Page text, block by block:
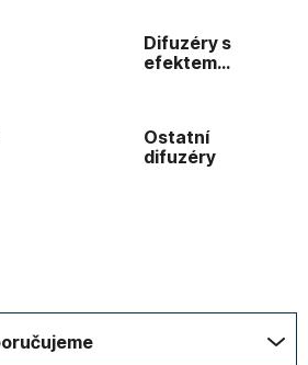
Difuzéry s
efektem
Ostatní
difuzéry